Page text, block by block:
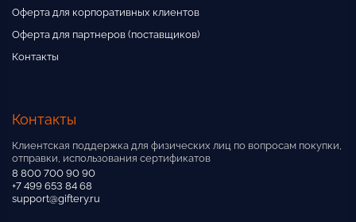
Оферта для корпоративных клиентов
Оферта для партнеров (поставщиков)
Контакты
Контакты
Клиентская поддержка для физических лиц по вопросам покупки,
отправки, использования сертификатов
8 800 700 90 90
+7 499 653 84 68
support@giftery.ru